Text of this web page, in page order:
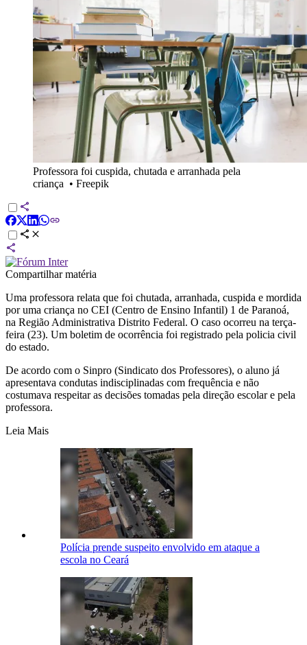
Professora foi cuspida, chutada e arranhada pela
criança • Freepik
Compartilhar matéria
Uma professora relata que foi chutada, arranhada, cuspida e mordida
por uma criança no CEI (Centro de Ensino Infantil) 1 de Paranoá,
na Região Administrativa Distrito Federal. O caso ocorreu na terça-
feira (23). Um boletim de ocorrência foi registrado pela policia civil
do estado.
De acordo com o Sinpro (Sindicato dos Professores), o aluno já
apresentava condutas indisciplinadas com frequência e não
costumava respeitar as decisões tomadas pela direção escolar e pela
professora.
Leia Mais
Polícia prende suspeito envolvido em ataque a
escola no Ceará